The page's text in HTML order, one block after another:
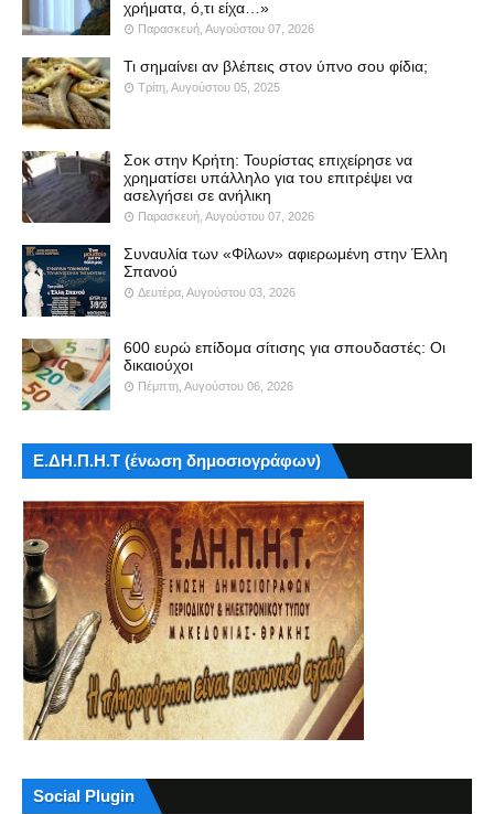
χρήματα, ό,τι είχα…»
Παρασκευή, Αυγούστου 07, 2026
Τι σημαίνει αν βλέπεις στον ύπνο σου φίδια;
Τρίτη, Αυγούστου 05, 2025
Σοκ στην Κρήτη: Τουρίστας επιχείρησε να
χρηματίσει υπάλληλο για του επιτρέψει να
ασελγήσει σε ανήλικη
Παρασκευή, Αυγούστου 07, 2026
Συναυλία των «Φίλων» αφιερωμένη στην Έλλη
Σπανού
Δευτέρα, Αυγούστου 03, 2026
600 ευρώ επίδομα σίτισης για σπουδαστές: Οι
δικαιούχοι
Πέμπτη, Αυγούστου 06, 2026
Ε.ΔΗ.Π.Η.Τ (ένωση δημοσιογράφων)
Social Plugin